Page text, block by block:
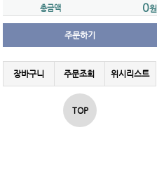
MIZUNO
총금액 0원
주문하기
장바구니 주문조회 위시리스트
TOP